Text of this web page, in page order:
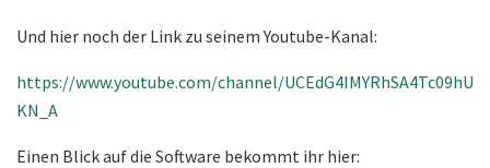
Und hier noch der Link zu seinem Youtube-Kanal:
https://www.youtube.com/channel/UCEdG4IMYRhSA4Tc09hU
KN_A
Einen Blick auf die Software bekommt ihr hier: